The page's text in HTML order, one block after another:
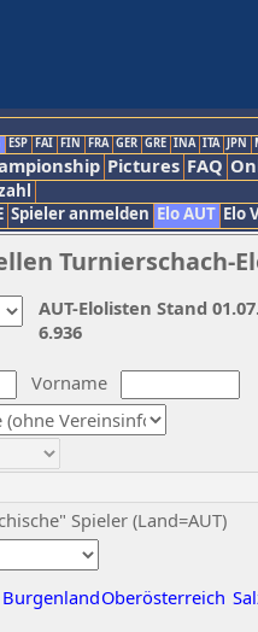
ESP FAI FIN FRA GER GRE INA ITA JPN
Pictures FAQ
Spieler anmelden Elo AUT Elo
Turnierschach-
Vorname
Spieler (Land=AUT)
BurgenlandOberösterreich
AUT-Elolisten Stand
6.936